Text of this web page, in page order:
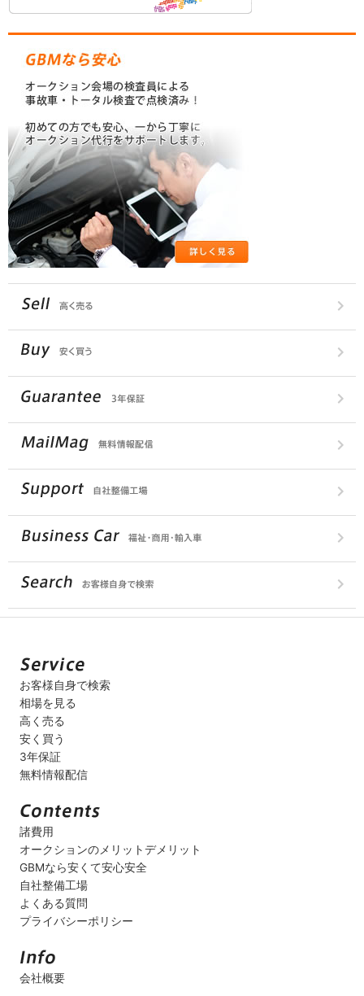
お客様自身で検索
相場を見る
高く売る
安く買う
3年保証
無料情報配信
諸費用
オークションのメリットデメリット
GBMなら安くて安心安全
自社整備工場
よくある質問
プライバシーポリシー
会社概要